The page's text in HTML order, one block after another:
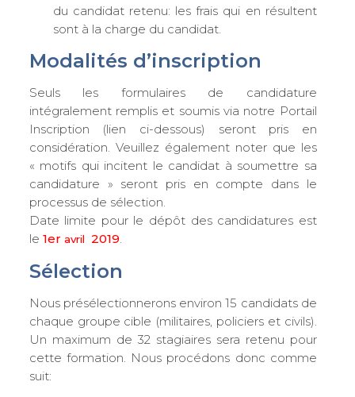
du candidat retenu: les frais qui en résultent
sont à la charge du candidat.
Modalités d’inscription
Seuls les formulaires de candidature
intégralement remplis et soumis via notre Portail
Inscription (lien ci-dessous) seront pris en
considération. Veuillez également noter que les
« motifs qui incitent le candidat à soumettre sa
candidature » seront pris en compte dans le
processus de sélection.
Date limite pour le dépôt des candidatures est
le 1er avril 2019.
Sélection
Nous présélectionnerons environ 15 candidats de
chaque groupe cible (militaires, policiers et civils).
Un maximum de 32 stagiaires sera retenu pour
cette formation. Nous procédons donc comme
suit: